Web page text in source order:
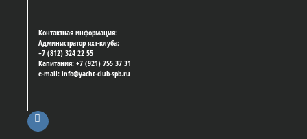
Контактная информация:
Администратор яхт-клуба:
+7 (812) 324 22 55
Капитания: +7 (921) 755 37 31
e-mail: info@yacht-club-spb.ru